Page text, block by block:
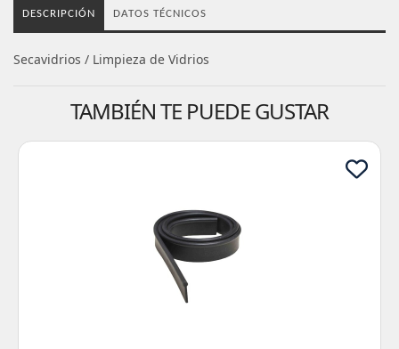
DESCRIPCIÓN DATOS TÉCNICOS
Secavidrios / Limpieza de Vidrios
TAMBIÉN TE PUEDE GUSTAR